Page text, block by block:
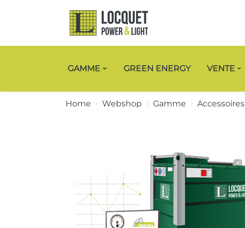
GAMME GREEN ENERGY VENTE
Home Webshop Gamme Accessoires